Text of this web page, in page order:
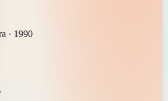
· 1990